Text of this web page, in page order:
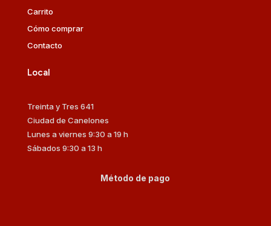
Carrito
Cómo comprar
Contacto
Local
Treinta y Tres 641
Ciudad de Canelones
Lunes a viernes 9:30 a 19 h
Sábados 9:30 a 13 h
Método de pago